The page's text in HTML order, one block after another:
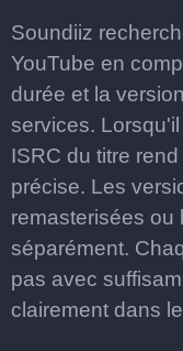
Soundiiz
YouTube en
durée et la
services.
ISRC du titre
précise. Les
remasterisées ou
séparément.
pas avec
clairement dans